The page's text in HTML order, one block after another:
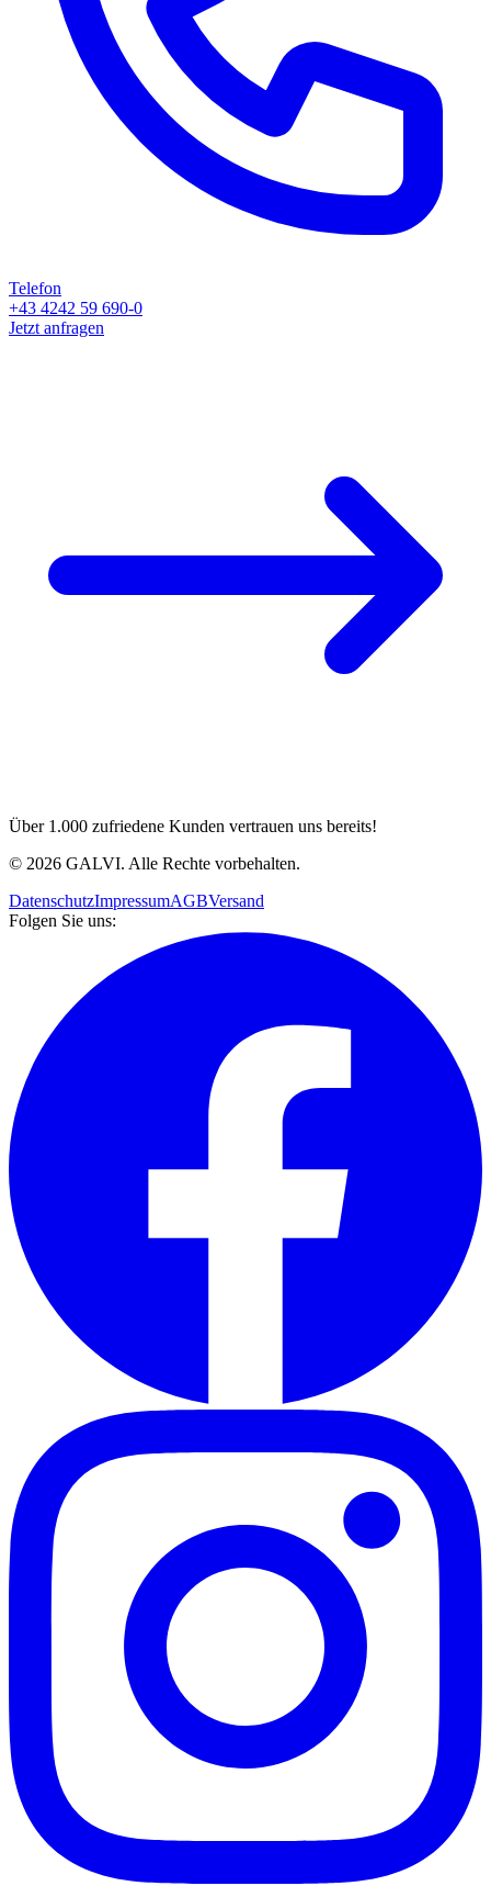
Telefon
+43 4242 59 690-0
Jetzt anfragen
Über 1.000 zufriedene Kunden vertrauen uns bereits!
© 2026 GALVI. Alle Rechte vorbehalten.
DatenschutzImpressumAGBVersand
Folgen Sie uns: